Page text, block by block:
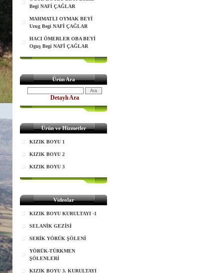
Begi NAFİ ÇAĞLAR
MAHMATLI OYMAK BEYİ
Urug Begi NAFİ ÇAĞLAR
HACI ÖMERLER OBA BEYİ
Oguş Begi NAFİ ÇAĞLAR
Ürün Ara
Detaylı Ara
Ürün ve Hizmetler
KIZIK BOYU 1
KIZIK BOYU 2
KIZIK BOYU 3
Videolar
KIZIK BOYU KURULTAYI -1
SELANİK GEZİSİ
SERİK YÖRÜK ŞÖLENİ
YÖRÜK-TÜRKMEN
ŞÖLENLERİ
KIZIK BOYU 3. KURULTAYI